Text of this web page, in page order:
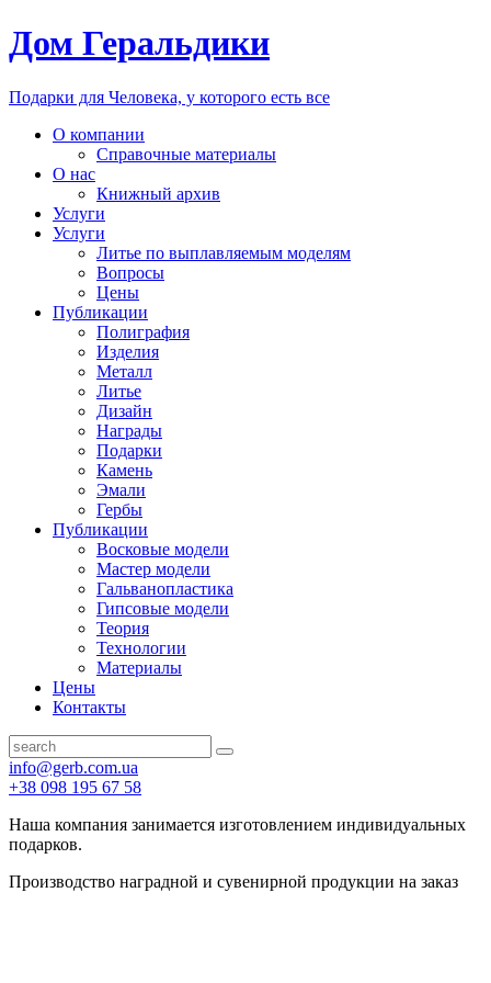
Дом Геральдики
Подарки для Человека, у которого есть все
О компании
Справочные материалы
О нас
Книжный архив
Услуги
Услуги
Литье по выплавляемым моделям
Вопросы
Цены
Публикации
Полиграфия
Изделия
Металл
Литье
Дизайн
Награды
Подарки
Камень
Эмали
Гербы
Публикации
Восковые модели
Мастер модели
Гальванопластика
Гипсовые модели
Теория
Технологии
Материалы
Цены
Контакты
info@gerb.com.ua
+38 098 195 67 58
Наша компания занимается изготовлением индивидуальных
подарков.
Производство наградной и сувенирной продукции на заказ